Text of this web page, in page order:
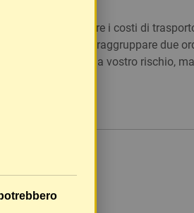
sono fissi, mentre i costi di
ci è possibile raggruppare due
sarà inviato a vostro rischio,